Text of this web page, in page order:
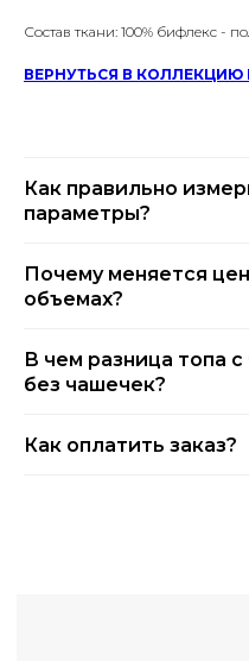
Состав ткани: 100% бифлекс -
ВЕРНУТЬСЯ В КОЛЛЕКЦИЮ
Как правильно
параметры?
Почему меняется
объемах?
В чем разница топа
без чашечек?
Как оплатить заказ?